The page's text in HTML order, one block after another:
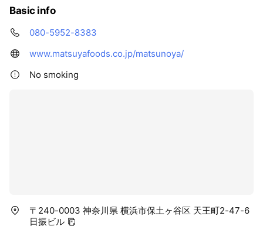
Basic info
080-5952-8383
www.matsuyafoods.co.jp/matsunoya/
No smoking
〒240-0003 神奈川県 横浜市保土ヶ谷区 天王町2-47-6
日振ビル